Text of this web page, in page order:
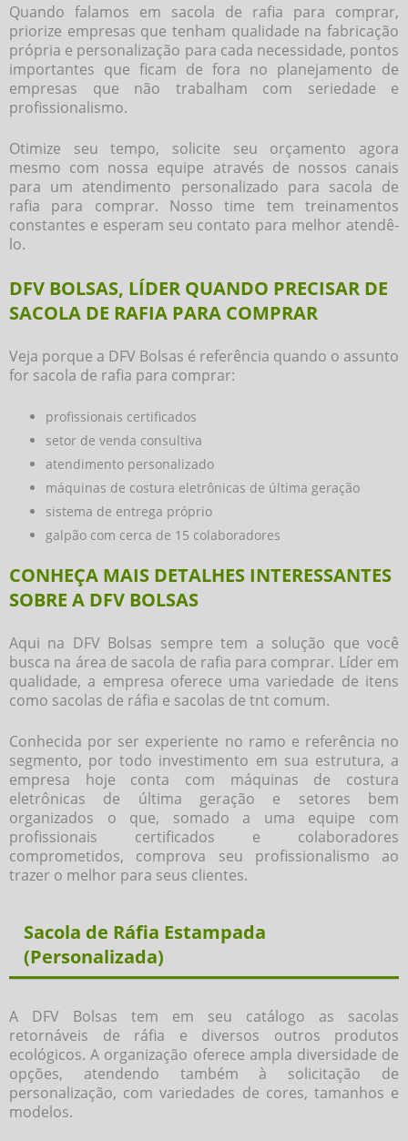
Quando falamos em sacola de rafia para comprar,
priorize empresas que tenham qualidade na fabricação
própria e personalização para cada necessidade, pontos
importantes que ficam de fora no planejamento de
empresas que não trabalham com seriedade e
profissionalismo.
Otimize seu tempo, solicite seu orçamento agora
mesmo com nossa equipe através de nossos canais
para um atendimento personalizado para sacola de
rafia para comprar. Nosso time tem treinamentos
constantes e esperam seu contato para melhor atendê-
lo.
DFV BOLSAS, LÍDER QUANDO PRECISAR DE
SACOLA DE RAFIA PARA COMPRAR
Veja porque a DFV Bolsas é referência quando o assunto
for sacola de rafia para comprar:
profissionais certificados
setor de venda consultiva
atendimento personalizado
máquinas de costura eletrônicas de última geração
sistema de entrega próprio
galpão com cerca de 15 colaboradores
CONHEÇA MAIS DETALHES INTERESSANTES
SOBRE A DFV BOLSAS
Aqui na DFV Bolsas sempre tem a solução que você
busca na área de sacola de rafia para comprar. Líder em
qualidade, a empresa oferece uma variedade de itens
como sacolas de ráfia e sacolas de tnt comum.
Conhecida por ser experiente no ramo e referência no
segmento, por todo investimento em sua estrutura, a
empresa hoje conta com máquinas de costura
eletrônicas de última geração e setores bem
organizados o que, somado a uma equipe com
profissionais certificados e colaboradores
comprometidos, comprova seu profissionalismo ao
trazer o melhor para seus clientes.
Sacola de Ráfia Estampada
(Personalizada)
A DFV Bolsas tem em seu catálogo as sacolas
retornáveis de ráfia e diversos outros produtos
ecológicos. A organização oferece ampla diversidade de
opções, atendendo também à solicitação de
personalização, com variedades de cores, tamanhos e
modelos.